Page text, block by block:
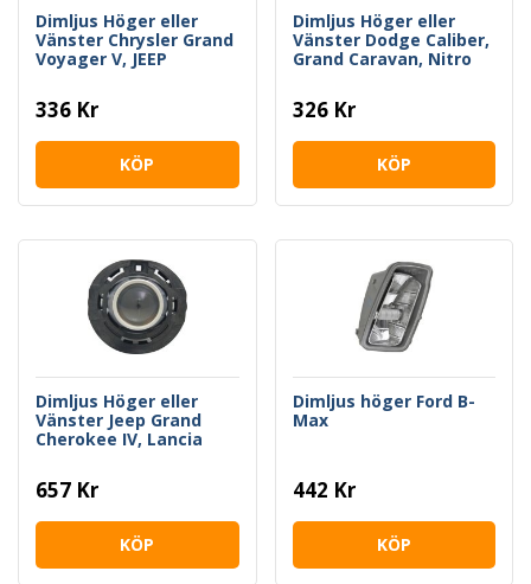
Dimljus Höger eller
Vänster Chrysler Grand
Voyager V, JEEP
336 Kr
KÖP
Dimljus Höger eller
Vänster Dodge Caliber,
Grand Caravan, Nitro
326 Kr
KÖP
Dimljus Höger eller
Vänster Jeep Grand
Cherokee IV, Lancia
657 Kr
KÖP
Dimljus höger Ford B-
Max
442 Kr
KÖP